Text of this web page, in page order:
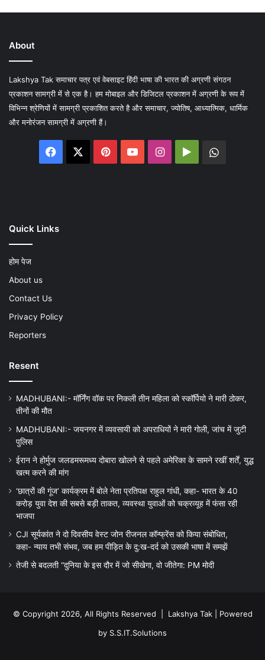
About
Lakshya Tak समाचार पत्र एवं वेबसाइट हिंदी भाषा की भारत की अग्रणी संगठन
प्रकाशन सामग्री में से एक है। हम मोबाइल और डिजिटल प्रकाशन में अग्रणी के रूप में
विभिन्न श्रेणियों में सामग्री प्रकाशित करते है और समाचार, ज्योतिष, आध्यात्मिक, धार्मिक
और मनोरंजन सामग्री में अग्रणी हैं।
Facebook PinterestYouTubeInstagram
Google
Quick Links
होम पेज
About us
Contact Us
Privacy Policy
Reporters
Resent
MADHUBANI:- मॉर्निंग वॉक पर निकली तीन महिला को स्कॉर्पियो ने मारी ठोकर,
तीनों की मौत
MADHUBANI:- जयनगर में व्यवसायी को अपराधियों ने मारी गोली, जांच में जुटी
पुलिस
ईरान ने होर्मुज जलडमरूमध्य दोबारा खोलने से पहले अमेरिका के सामने रखीं शर्तें, युद्ध
खत्म करने की मांग
‘छात्रों की गूंज’ कार्यक्रम में बोले नेता प्रतिपक्ष राहुल गांधी, कहा- भारत के 40
करोड़ युवा देश की सबसे बड़ी ताकत, व्यवस्था युवाओं को चक्रव्यूह में फंसा रही
भाजपा
CJI सूर्यकांत ने दो दिवसीय वेस्ट जोन रीजनल कॉन्फ्रेंस को किया संबोधित,
कहा- न्याय तभी संभव, जब हम पीड़ित के दु:ख-दर्द को उसकी भाषा में समझें
तेजी से बदलती “दुनिया के इस दौर में जो सीखेगा, वो जीतेगा: PM मोदी
© Copyright 2026, All Rights Reserved | Lakshya Tak| Powered
by S.S.IT.Solutions